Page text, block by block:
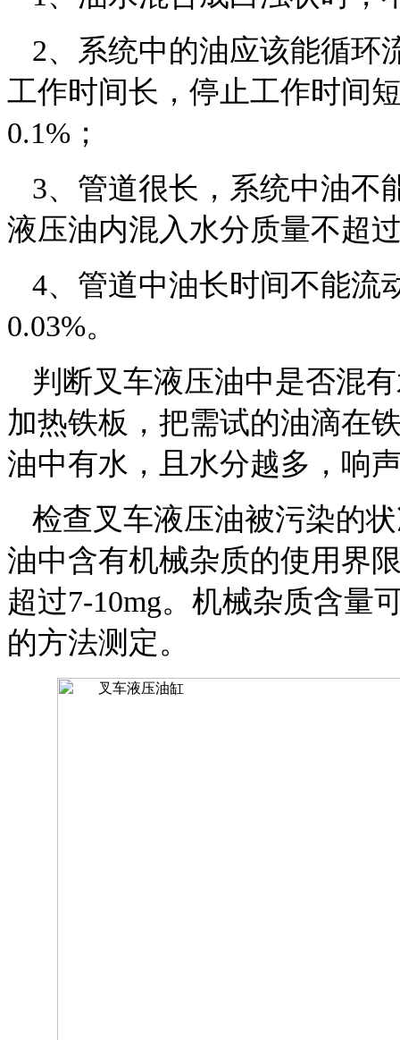
2、系统中的油应该能循环
工作时间长，停止工作时间
0.1% ；
3、管道很长，系统中油不
液压油内混入水分质量不超
4、管道中油长时间不能流
0.03%。
判断叉车液压油中是否混
加热铁板，把需试的油滴在
油中有水，且水分越多，响
检查叉车液压油被污染的
油中含有机械杂质的使用界
超过7-10mg。机械杂质含量
的方法测定。